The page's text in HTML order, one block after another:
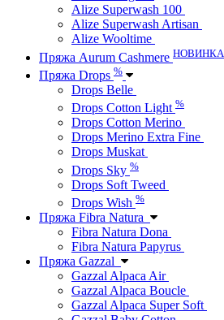
Alize Superwash 100
Alize Superwash Artisan
Alize Wooltime
Пряжа Aurum Cashmere НОВИНКА
Пряжа Drops %
Drops Belle
Drops Cotton Light %
Drops Cotton Merino
Drops Merino Extra Fine
Drops Muskat
Drops Sky %
Drops Soft Tweed
Drops Wish %
Пряжа Fibra Natura
Fibra Natura Dona
Fibra Natura Papyrus
Пряжа Gazzal
Gazzal Alpaca Air
Gazzal Alpaca Boucle
Gazzal Alpaca Super Soft